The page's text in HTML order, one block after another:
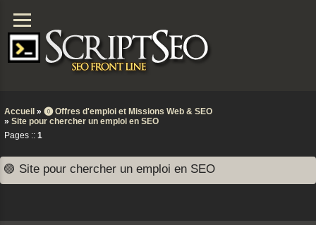
Accueil » ⓿ Offres d'emploi et Missions Web & SEO
» Site pour chercher un emploi en SEO
Pages :: 1
🟣 Site pour chercher un emploi en SEO